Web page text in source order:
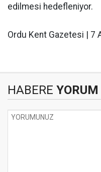
edilmesi hedefleniyor.
Ordu Kent Gazetesi | 7
HABERE